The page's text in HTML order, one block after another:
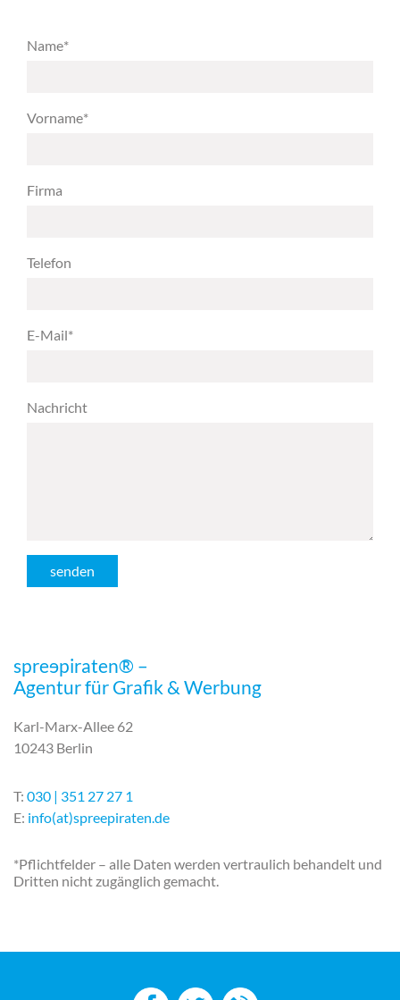
Name*
Vorname*
Firma
Telefon
E-Mail*
Nachricht
spreepiraten® –
Agentur für Grafik & Werbung
Karl-Marx-Allee 62
10243 Berlin
T: 030 | 351 27 27 1
E: info(at)spreepiraten.de
*Pflichtfelder – alle Daten werden vertraulich behandelt und
Dritten nicht zugänglich gemacht.